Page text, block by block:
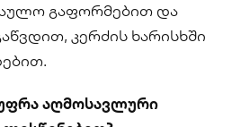
გაფორმებით და
კერძის ხარისხში
აღმოსავლური